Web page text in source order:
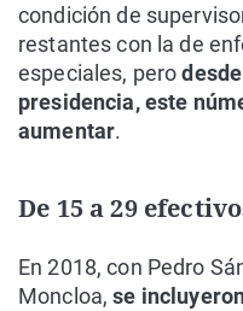
condición de
restantes con la de
especiales, pero
presidencia, este
aumentar.
De 15 a 29
En 2018, con Pedro
Moncloa,se